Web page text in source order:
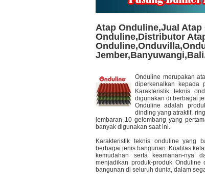
Atap Onduline,Jual
Onduline,Distributor
Onduline merupakan
diperkenalkan kepada
Karakteristik teknis
digunakan di berbagai
Onduline adalah
dinding yang atraktif,
lembaran 10 gelombang yang
banyak digunakan saat ini.
Karakteristik teknis onduline yang
berbagai jenis bangunan. Kualitas
kemudahan serta keamanan-nya
menjadikan produk-produk
bangunan di seluruh dunia, dalam